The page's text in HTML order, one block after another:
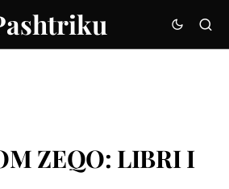
ZEQO: LIBRI I